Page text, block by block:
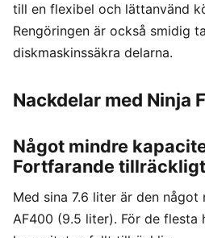
till en flexibel och lättanvänd
Rengöringen är också smidig
diskmaskinssäkra delarna.
Nackdelar med Ninja
Något mindre
Fortfarande
Med sina 7.6 liter är den
AF400 (9.5 liter). För de flesta